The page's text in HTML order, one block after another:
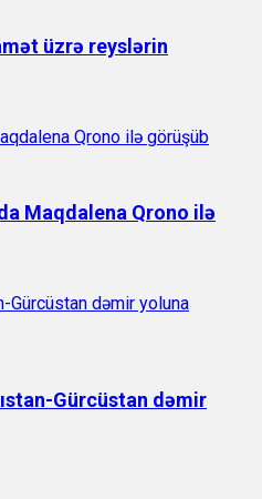
üzrə reyslərin
Maqdalena Qrono ilə
Gürcüstan dəmir